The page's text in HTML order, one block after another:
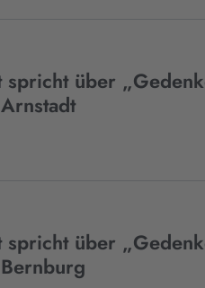
spricht über
über
„Gedenken
spricht über